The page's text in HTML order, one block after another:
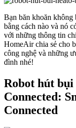
Bạn băn khoăn không
bằng cách nào và nó
với những thông tin
HomeAir chia sẻ cho
công nghệ và những
đình nhé!
Robot hút bụi
Connected:
Connected